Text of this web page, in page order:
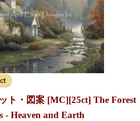
ト・図案 [MC][25ct] The Forest
- Heaven and Earth